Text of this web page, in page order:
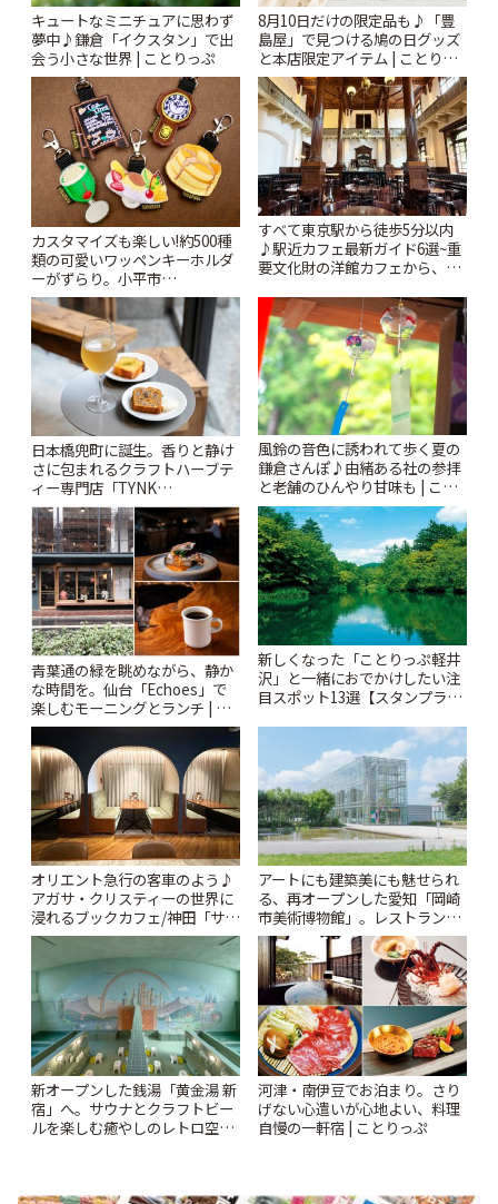
キュートなミニチュアに思わず
夢中♪鎌倉「イクスタン」で出
会う小さな世界 | ことりっぷ
8月10日だけの限定品も♪「豊
島屋」で見つける鳩の日グッズ
と本店限定アイテム | ことりっ
ぷ
カスタマイズも楽しい!約500種
類の可愛いワッペンキーホルダ
ーがずらり。小平市
「Kimamaya T&K」 | ことりっ
ぷ
すべて東京駅から徒歩5分以内
♪駅近カフェ最新ガイド6選~重
要文化財の洋館カフェから、改
りっぷ
日本橋兜町に誕生。香りと静け
さに包まれるクラフトハーブテ
ィー専門店「TYNK
Kabutocho」 | ことりっぷ
風鈴の音色に誘われて歩く夏の
鎌倉さんぽ♪由緒ある社の参拝
と老舗のひんやり甘味も | こと
りっぷ
青葉通の緑を眺めながら、静か
な時間を。仙台「Echoes」で
楽しむモーニングとランチ | こ
とりっぷ
新しくなった「ことりっぷ軽井
沢」と一緒におでかけしたい注
目スポット13選【スタンプラリ
オリエント急行の客車のよう♪
アガサ・クリスティーの世界に
浸れるブックカフェ/神田「サロ
ンクリスティ」 | ことりっぷ
アートにも建築美にも魅せられ
る、再オープンした愛知「岡崎
市美術博物館」。レストランや
ショップも充実 | ことりっぷ
新オープンした銭湯「黄金湯 新
宿」へ。サウナとクラフトビー
ルを楽しむ癒やしのレトロ空間
河津・南伊豆でお泊まり。さり
げない心遣いが心地よい、料理
自慢の一軒宿 | ことりっぷ